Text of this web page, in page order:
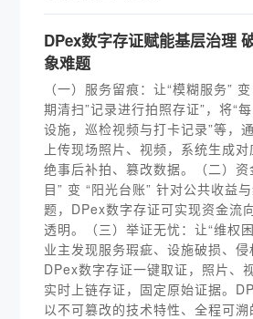
DPex数字存证赋能基层治理
象难题
（一）服务留痕：让“模糊服务”
期清扫”记录进行拍照存证”，将“
设施，巡检视频与打卡记录”等，
上传现场照片、视频，系统生成
绝事后补拍、篡改数据。（二）
目” 变 “阳光台账” 针对公共收益
题，DPex数字存证可实现资金流
透明。（三）举证无忧：让“维权
业主发现服务瑕疵、设施破损、
DPex数字存证一键取证，照片、
实时上链存证，固定原始证据。
以不可篡改的技术特性、全程可